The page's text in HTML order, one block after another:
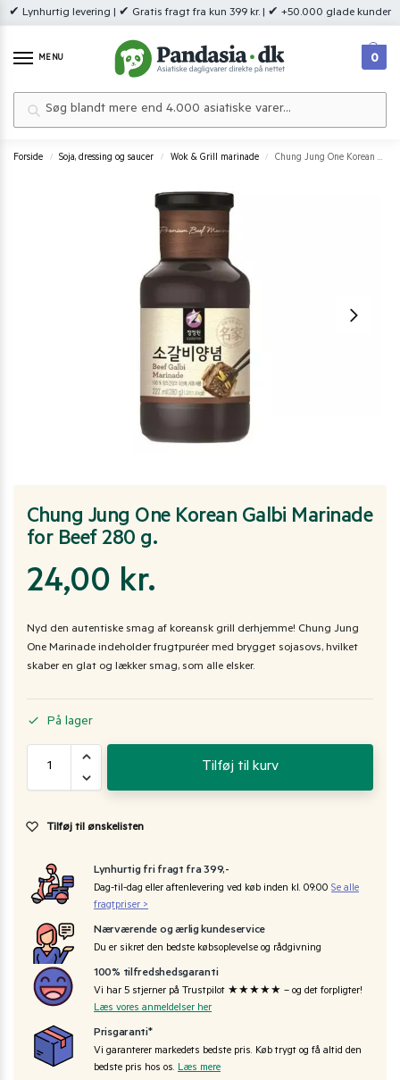
✔ Lynhurtig levering | ✔ Gratis fragt fra kun 399 kr. | ✔ +50.000 glade kunder
MENU 0
Forside / Soja, dressing og saucer / Wok & Grill marinade / Chung Jung One Korean Galbi Marinade for Beef 280 g.
Chung Jung One Korean Galbi Marinade
for Beef 280 g.
24,00 kr.
Nyd den autentiske smag af koreansk grill derhjemme! Chung Jung
One Marinade indeholder frugtpuréer med brygget sojasovs, hvilket
skaber en glat og lækker smag, som alle elsker.
På lager
Tilføj til kurv
Tilføj til ønskelisten
Lynhurtig fri fragt fra 399,-
Dag-til-dag eller aftenlevering ved køb inden kl. 09:00 Se alle
fragtpriser >
Nærværende og ærlig kundeservice
Du er sikret den bedste købsoplevelse og rådgivning
100% tilfredshedsgaranti
Vi har 5 stjerner på Trustpilot ★★★★★ – og det forpligter!
Læs vores anmeldelser her
Prisgaranti*
Vi garanterer markedets bedste pris. Køb trygt og få altid den
bedste pris hos os. Læs mere